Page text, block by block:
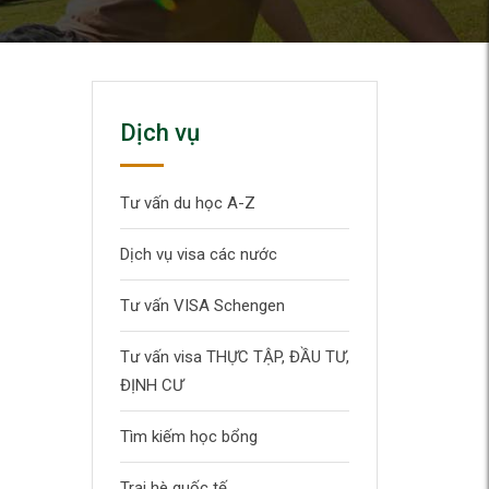
Dịch vụ
Tư vấn du học A-Z
Dịch vụ visa các nước
Tư vấn VISA Schengen
Tư vấn visa THỰC TẬP, ĐẦU TƯ,
ĐỊNH CƯ
Tìm kiếm học bổng